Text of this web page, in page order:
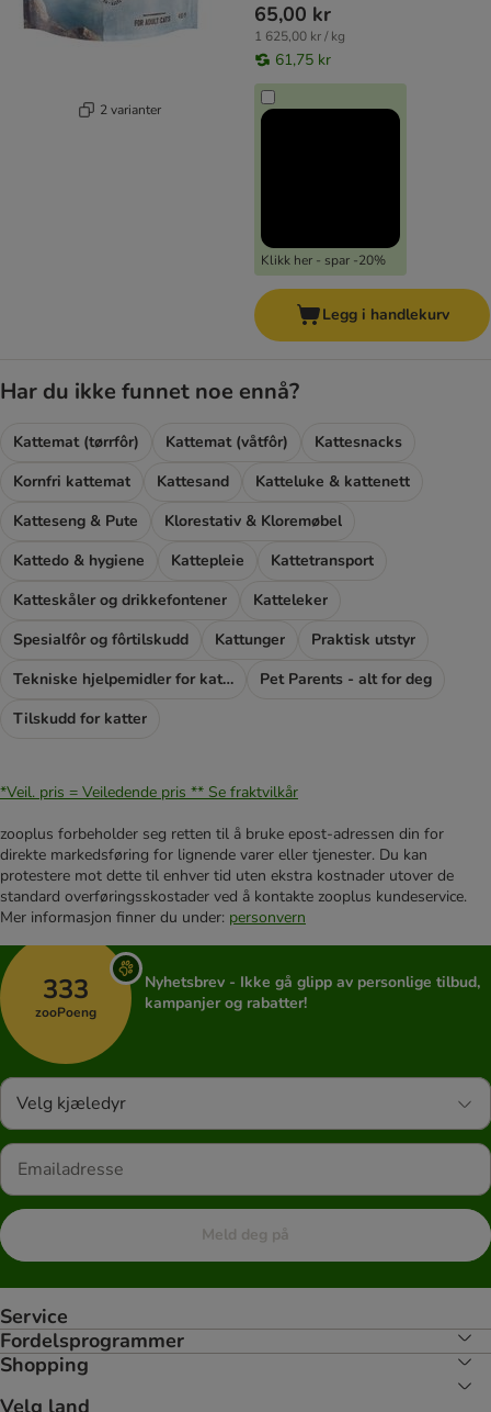
2 varianter
65,00 kr
1 625,00 kr / kg
61,75 kr
Klikk her - spar -20%
Legg i handlekurv
Har du ikke funnet noe ennå?
Kattemat (tørrfôr) Kattemat (våtfôr)
Kattesnacks
Kornfri kattemat
Kattesand
Katteluke & kattenett
Katteseng & Pute
Klorestativ & Kloremøbel
Kattedo & hygiene
Kattepleie
Kattetransport
Katteskåler og drikkefontener
Katteleker
Spesialfôr og fôrtilskudd
Kattunger
Praktisk utstyr
Tekniske hjelpemidler for katter
Pet Parents - alt for deg
Tilskudd for katter
*Veil. pris = Veiledende pris ** Se fraktvilkår
zooplus forbeholder seg retten til å bruke epost-adressen din for
direkte markedsføring for lignende varer eller tjenester. Du kan
protestere mot dette til enhver tid uten ekstra kostnader utover de
standard overføringsskostader ved å kontakte zooplus kundeservice.
Mer informasjon finner du under: personvern
333
zooPoeng
Nyhetsbrev - Ikke gå glipp av personlige tilbud,
kampanjer og rabatter!
Velg kjæledyr
Meld deg på
Service
Fordelsprogrammer
Shopping